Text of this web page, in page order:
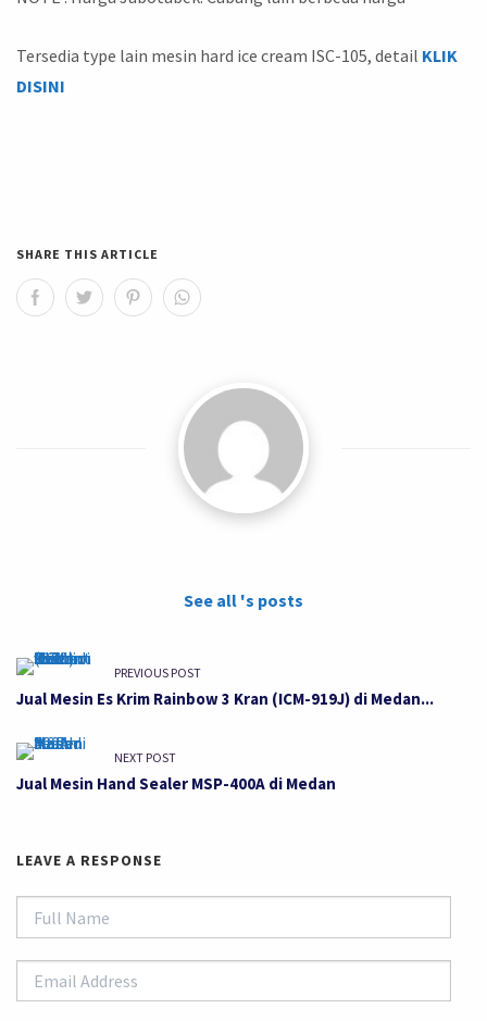
Tersedia type lain mesin hard ice cream ISC-105, detail KLIK
DISINI
SHARE THIS ARTICLE
See all 's posts
PREVIOUS POST
Jual Mesin Es Krim Rainbow 3 Kran (ICM-919J) di Medan...
NEXT POST
Jual Mesin Hand Sealer MSP-400A di Medan
LEAVE A RESPONSE